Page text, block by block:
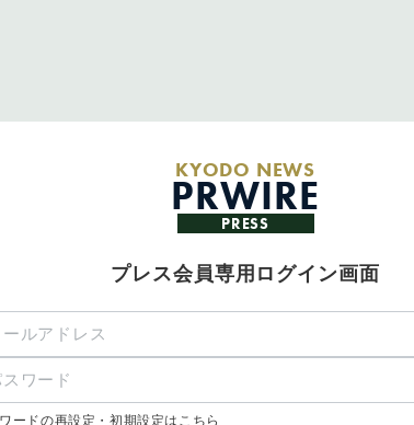
KYODO NEWS
PRWIRE
PRESS
プレス会員専用ログイン画面
ードの再設定・初期設定はこちら